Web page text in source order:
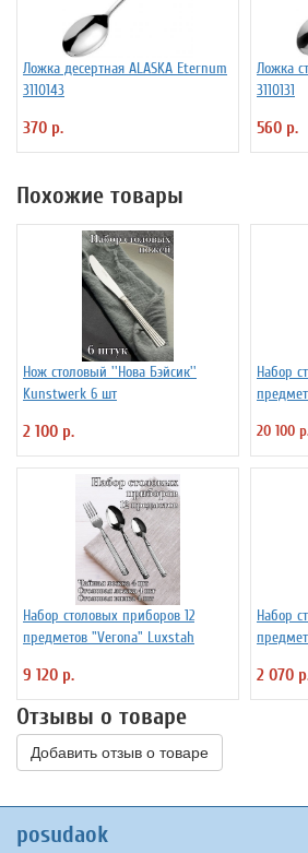
Ложка десертная ALASKA Eternum
3110143
370 р.
Ложка
3110131
560 р.
Похожие товары
Нож столовый ''Нова Бэйсик''
Kunstwerk 6 шт
2 100 р.
Набор
20 100
Набор столовых приборов 12
предметов "Verona" Luxstah
9 120 р.
Набор
2 070
Отзывы о товаре
Добавить отзыв о товаре
posudaok